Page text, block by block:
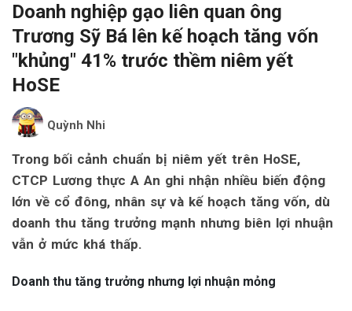
Doanh nghiệp gạo liên quan ông
Trương Sỹ Bá lên kế hoạch tăng vốn
"khủng" 41% trước thềm niêm yết
HoSE
Quỳnh Nhi
Trong bối cảnh chuẩn bị niêm yết trên HoSE,
CTCP Lương thực A An ghi nhận nhiều biến động
lớn về cổ đông, nhân sự và kế hoạch tăng vốn, dù
doanh thu tăng trưởng mạnh nhưng biên lợi nhuận
vẫn ở mức khá thấp.
Doanh thu tăng trưởng nhưng lợi nhuận mỏng